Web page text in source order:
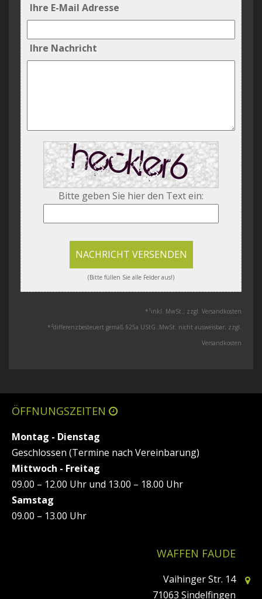
Ihre E-Mail Adresse
Ihre Nachricht
Bitte geben Sie hier den Text ein:
NACHRICHT VERSENDEN
(Bitte füllen Sie alle Felder aus!)
* 1 inkl. MwSt.; zzgl. Versandkosten
* 2differenzbesteuert gemäß §25a UStG.;MwSt. nicht ausweisbar; zzgl.
Versandkosten
ÖFFNUNGSZEITEN
Montag - Dienstag
Geschlossen (Termine nach Vereinbarung)
Mittwoch - Freitag
09.00 – 12.00 Uhr und 13.00 – 18.00 Uhr
Samstag
09.00 – 13.00 Uhr
WAFFEN FAUDE
Vaihinger Str. 14
71063 Sindelfingen